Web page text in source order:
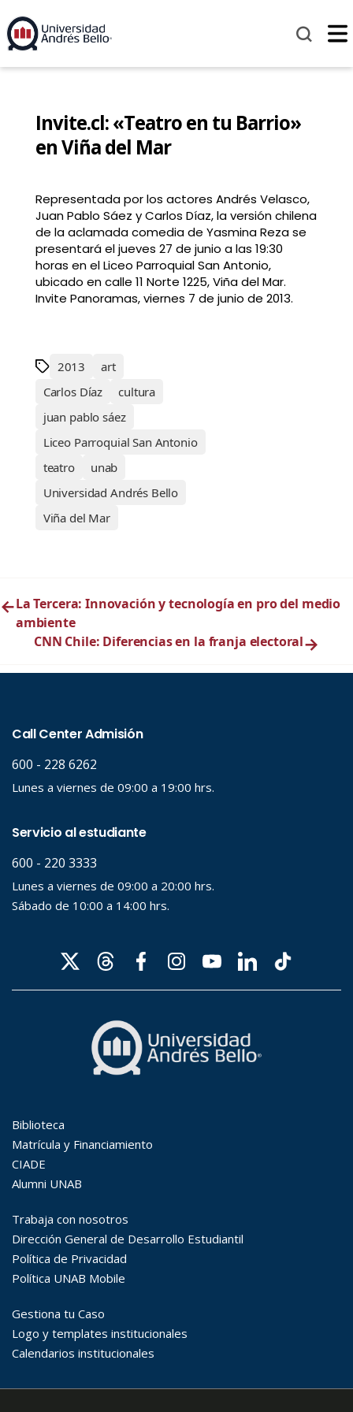
Invite.cl: «Teatro en tu Barrio»
en Viña del Mar
Representada por los actores Andrés Velasco,
Juan Pablo Sáez y Carlos Díaz, la versión chilena
de la aclamada comedia de Yasmina Reza se
presentará el jueves 27 de junio a las 19:30
horas en el Liceo Parroquial San Antonio,
ubicado en calle 11 Norte 1225, Viña del Mar.
Invite Panoramas, viernes 7 de junio de 2013.
2013
art
Carlos Díaz
cultura
juan pablo sáez
Liceo Parroquial San Antonio
teatro
unab
Universidad Andrés Bello
Viña del Mar
←La Tercera: Innovación y tecnología en pro del medio
ambiente
CNN Chile: Diferencias en la franja electoral→